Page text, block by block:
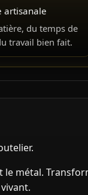
artisanale
du temps de
travail bien fait.
le métal.